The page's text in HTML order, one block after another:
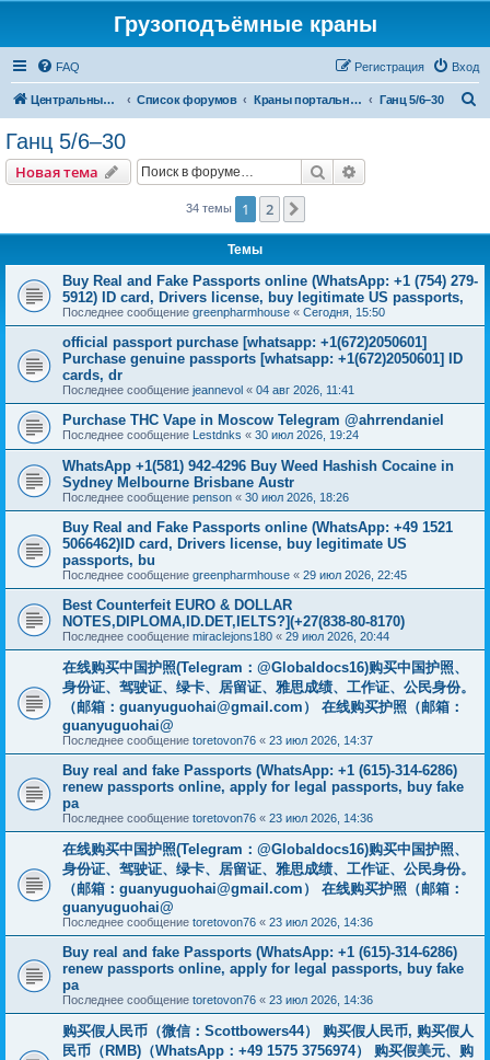
Грузоподъёмные краны
FAQ Вход
Регистрация
Центральный сайт Список форумов Краны портальные Ганц 5/6–30
Ганц 5/6–30
Новая тема Поиск
34 темы 1 2
Темы
Buy Real and Fake Passports online (WhatsApp: +1 (754) 279-
5912) ID card, Drivers license, buy legitimate US passports,
Последнее сообщение greenpharmhouse « Сегодня, 15:50
official passport purchase [whatsapp: +1(672)2050601]
Purchase genuine passports [whatsapp: +1(672)2050601] ID
cards, dr
Последнее сообщение jeannevol « 04 авг 2026, 11:41
Purchase THC Vape in Moscow Telegram @ahrrendaniel
Последнее сообщение Lestdnks « 30 июл 2026, 19:24
WhatsApp +1(581) 942-4296 Buy Weed Hashish Cocaine in
Sydney Melbourne Brisbane Austr
Последнее сообщение penson « 30 июл 2026, 18:26
Buy Real and Fake Passports online (WhatsApp: +49 1521
5066462)ID card, Drivers license, buy legitimate US
passports, bu
Последнее сообщение greenpharmhouse « 29 июл 2026, 22:45
Best Counterfeit EURO & DOLLAR
NOTES,DIPLOMA,ID.DET,IELTS?](+27(838-80-8170)
Последнее сообщение miraclejons180 « 29 июл 2026, 20:44
在线购买中国护照(Telegram：@Globaldocs16)购买中国护照、
身份证、驾驶证、绿卡、居留证、雅思成绩、工作证、公民身份。
（邮箱： guanyuguohai@gmail.com ） 在线购买护照（邮箱：
guanyuguohai@
Последнее сообщение toretovon76 « 23 июл 2026, 14:37
Buy real and fake Passports (WhatsApp: +1 (615)-314-6286)
renew passports online, apply for legal passports, buy fake
pa
Последнее сообщение toretovon76 « 23 июл 2026, 14:36
在线购买中国护照(Telegram：@Globaldocs16)购买中国护照、
身份证、驾驶证、绿卡、居留证、雅思成绩、工作证、公民身份。
（邮箱： guanyuguohai@gmail.com ） 在线购买护照（邮箱：
guanyuguohai@
Последнее сообщение toretovon76 « 23 июл 2026, 14:36
Buy real and fake Passports (WhatsApp: +1 (615)-314-6286)
renew passports online, apply for legal passports, buy fake
pa
Последнее сообщение toretovon76 « 23 июл 2026, 14:36
购买假人民币（微信：Scottbowers44） 购买假人民币, 购买假人
民币（RMB)（WhatsApp：+49 1575 3756974） 购买假美元、购